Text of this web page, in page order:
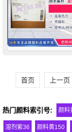
首页 上一页
热门颜料索引号: 颜料
溶剂紫36 颜料黄150